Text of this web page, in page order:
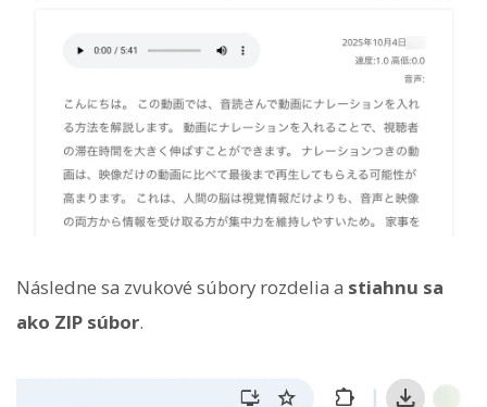
Následne sa zvukové súbory rozdelia a stiahnu sa
ako ZIP súbor.